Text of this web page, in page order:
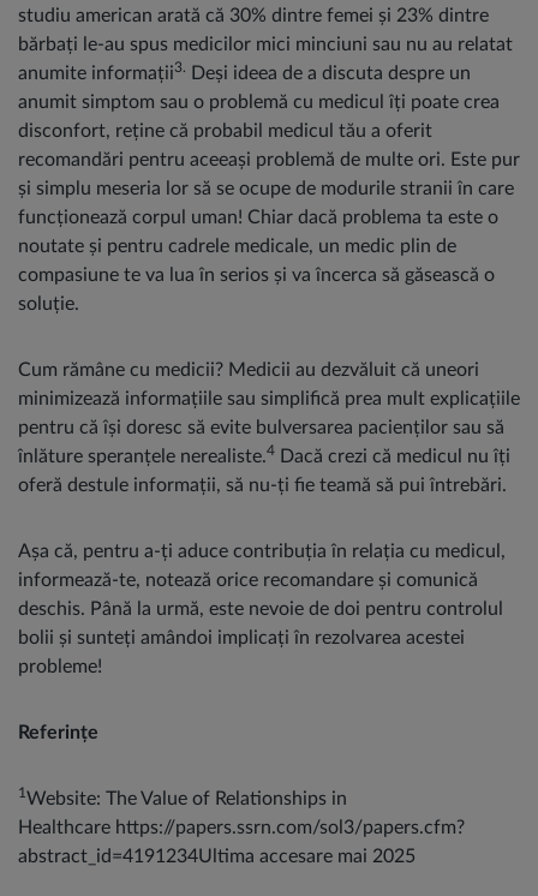
studiu american arată că 30% dintre femei și 23% dintre
bărbați le-au spus medicilor mici minciuni sau nu au relatat
anumite informații3.
Deși ideea de a discuta despre un
anumit simptom sau o problemă cu medicul îți poate crea
disconfort, reține că probabil medicul tău a oferit
recomandări pentru aceeași problemă de multe ori. Este pur
și simplu meseria lor să se ocupe de modurile stranii în care
funcționează corpul uman! Chiar dacă problema ta este o
noutate și pentru cadrele medicale, un medic plin de
compasiune te va lua în serios și va încerca să găsească o
soluție.
Cum rămâne cu medicii? Medicii au dezvăluit că uneori
minimizează informațiile sau simplifică prea mult explicațiile
pentru că își doresc să evite bulversarea pacienților sau să
înlăture speranțele nerealiste.4 Dacă crezi că medicul nu îți
oferă destule informații, să nu-ți fie teamă să pui întrebări.
Așa că, pentru a-ți aduce contribuția în relația cu medicul,
informează-te, notează orice recomandare și comunică
deschis. Până la urmă, este nevoie de doi pentru controlul
bolii și sunteți amândoi implicați în rezolvarea acestei
probleme!
Referințe
1 Website: The Value of Relationships in
Healthcare https://papers.ssrn.com/sol3/papers.cfm?
abstract_id=4191234Ultima accesare mai 2025